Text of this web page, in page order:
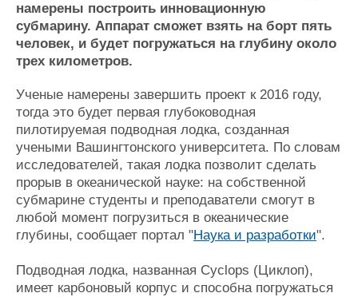
Компании
Репутация
Работа
Крюинг
Реклама
Оборудование
Изделия
Материалы
Конференции
Выставки и семинары
Личности
Словарь
Флот
Галерея флота
Форум
Отзывы
Все службы
намерены построить инновационную
субмарину. Аппарат сможет взять на борт пять
человек, и будет погружаться на глубину около
трех километров.
Ученые намерены завершить проект к 2016 году,
тогда это будет первая глубоководная
пилотируемая подводная лодка, созданная
учеными Вашингтонского университета. По словам
исследователей, такая лодка позволит сделать
прорыв в океанической науке: на собственной
субмарине студенты и преподаватели смогут в
любой момент погрузиться в океанические
глубины, сообщает портал "Наука и разработки".
Подводная лодка, названная Cyclops (Циклоп),
имеет карбоновый корпус и способна погружаться